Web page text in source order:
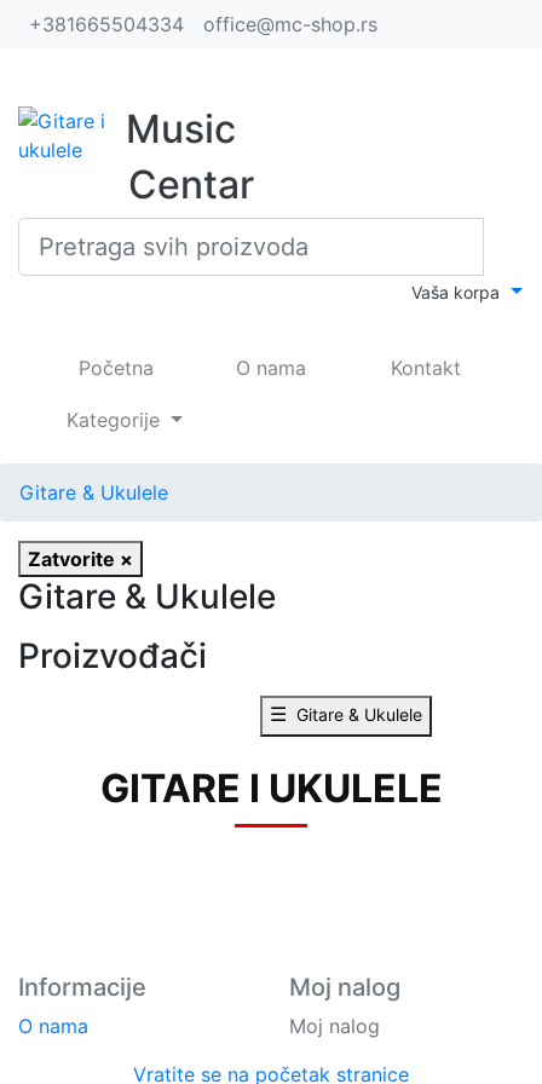
+381665504334 office@mc-shop.rs
Music
Centar
Vaša korpa
Početna O nama Kontakt
Kategorije
Gitare & Ukulele
Zatvorite ×
Gitare & Ukulele
Proizvođači
☰ Gitare & Ukulele
GITARE I UKULELE
Informacije
O nama
Moj nalog
Moj nalog
Vratite se na početak stranice